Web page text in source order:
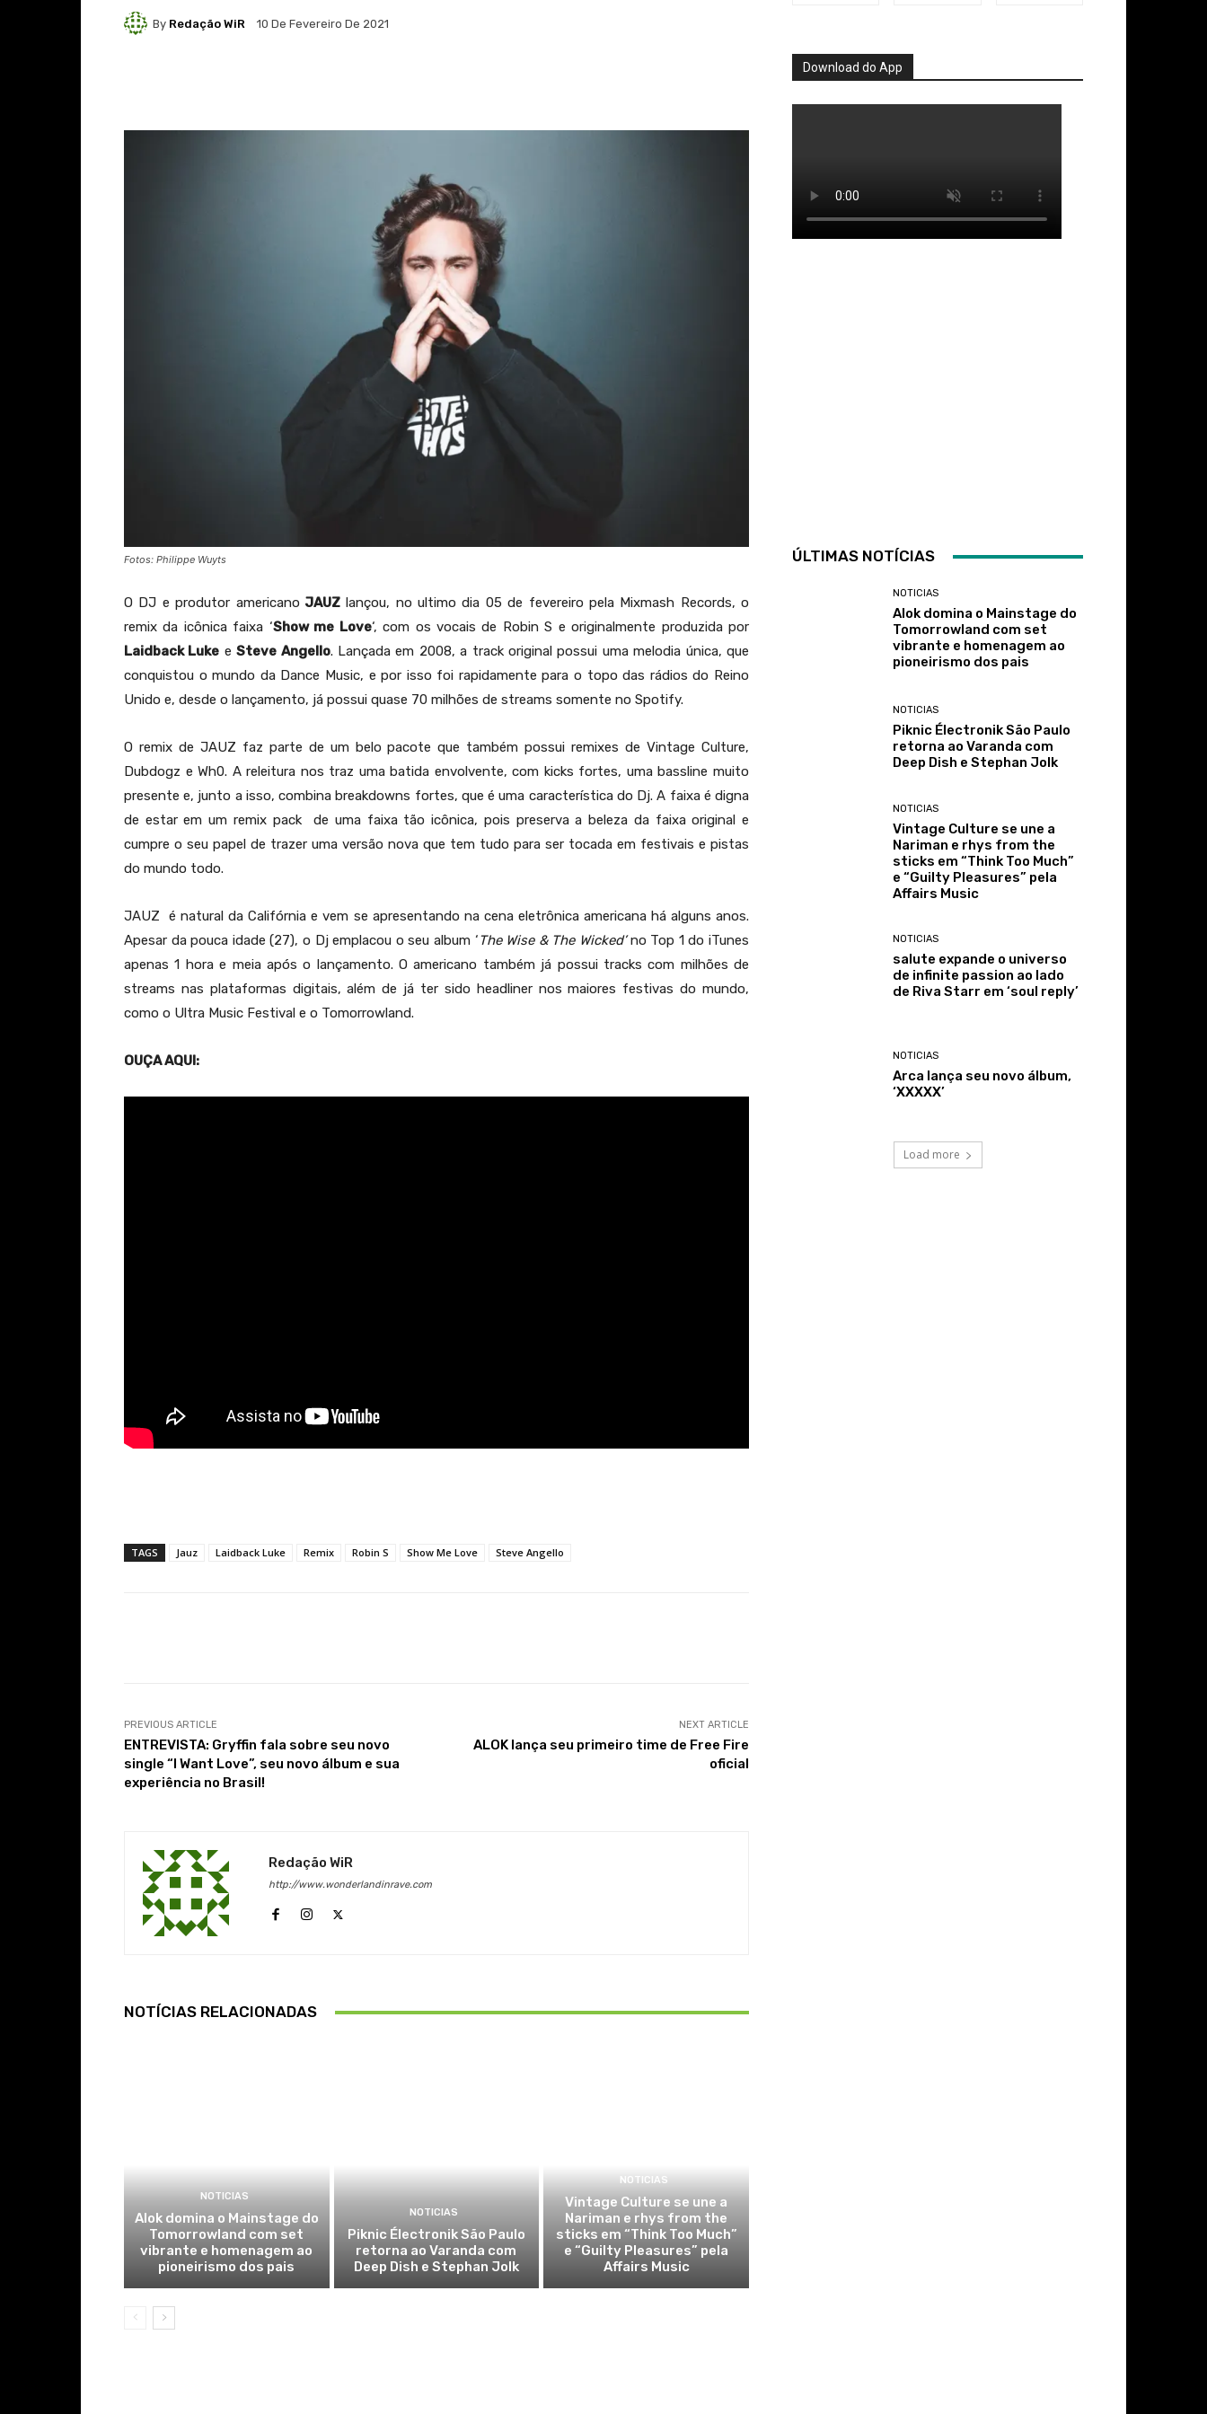
By Redação WiR 10 De Fevereiro De 2021
Fotos: Philippe Wuyts
O DJ e produtor americano JAUZlançou, no ultimo dia 05 de fevereiro pela Mixmash Records, o
remix da icônica faixa ‘Show me Love‘, com os vocais de Robin S e originalmente produzida por
Laidback Luke eSteve Angello. Lançada em 2008, a track original possui uma melodia única, que
conquistou o mundo da Dance Music, e por isso foi rapidamente para o topo das rádios do Reino
Unido e, desde o lançamento, já possui quase 70 milhões de streams somente no Spotify.
O remix de JAUZ faz parte de um belo pacote que também possui remixes de Vintage Culture,
Dubdogz e Wh0. A releitura nos traz uma batida envolvente, com kicks fortes, uma bassline muito
presente e, junto a isso, combina breakdowns fortes, que é uma característica do Dj. A faixa é digna
de estar em um remix pack de uma faixa tão icônica, pois preserva a beleza da faixa original e
cumpre o seu papel de trazer uma versão nova que tem tudo para ser tocada em festivais e pistas
do mundo todo.
JAUZ é natural da Califórnia e vem se apresentando na cena eletrônica americana há alguns anos.
Apesar da pouca idade (27), o Dj emplacou o seu album ‘The Wise & The Wicked’no Top 1 do iTunes
apenas 1 hora e meia após o lançamento. O americano também já possui tracks com milhões de
streams nas plataformas digitais, além de já ter sido headliner nos maiores festivas do mundo,
como o Ultra Music Festival e o Tomorrowland.
OUÇA AQUI:
TAGS Jauz Laidback Luke Remix Robin S Show Me Love Steve Angello
PREVIOUS ARTICLE
ENTREVISTA: Gryffin fala sobre seu novo
single “I Want Love”, seu novo álbum e sua
experiência no Brasil!
NEXT ARTICLE
ALOK lança seu primeiro time de Free Fire
oficial
Redação WiR
http://www.wonderlandinrave.com
NOTÍCIAS RELACIONADAS
NOTICIAS
Alok domina o Mainstage do
Tomorrowland com set
vibrante e homenagem ao
pioneirismo dos pais
NOTICIAS
Piknic Électronik São Paulo
retorna ao Varanda com
Deep Dish e Stephan Jolk
NOTICIAS
Vintage Culture se une a
Nariman e rhys from the
sticks em “Think Too Much”
e “Guilty Pleasures” pela
Affairs Music
Download do App
ÚLTIMAS NOTÍCIAS
NOTICIAS
Alok domina o Mainstage do
Tomorrowland com set
vibrante e homenagem ao
pioneirismo dos pais
NOTICIAS
Piknic Électronik São Paulo
retorna ao Varanda com
Deep Dish e Stephan Jolk
NOTICIAS
Vintage Culture se une a
Nariman e rhys from the
sticks em “Think Too Much”
e “Guilty Pleasures” pela
Affairs Music
NOTICIAS
salute expande o universo
de infinite passion ao lado
de Riva Starr em ‘soul reply’
NOTICIAS
Arca lança seu novo álbum,
‘XXXXX’
Load more